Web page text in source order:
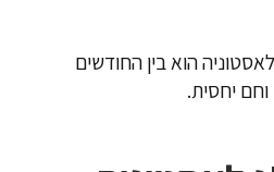
הוא בין החודשים
יחסית.